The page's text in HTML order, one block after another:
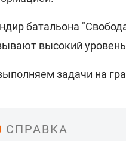
батальона
высокий
задачи на
СПРАВКА